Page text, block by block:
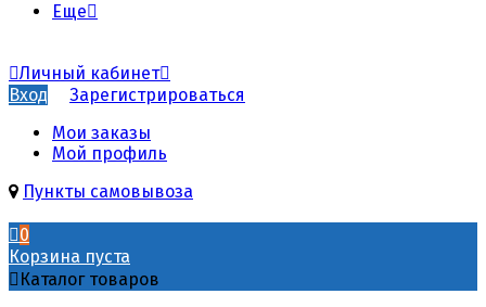
Еще
Личный кабинет
Вход
Зарегистрироваться
Мои заказы
Мой профиль
Пункты самовывоза
0
Корзина пуста
Каталог товаров